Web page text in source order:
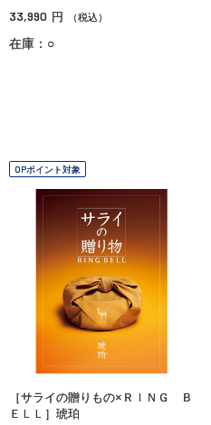
33,990 円 （税込）
在庫：○
OPポイント対象
［サライの贈りもの×ＲＩＮＧ Ｂ
ＥＬＬ］琥珀